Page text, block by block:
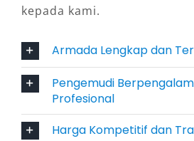
umum. Hal ini membuat
Pilihan Armada
Magelang
Salsa Wisata menyediakan
kepada kami.
Armada Lengkap dan
Pengemudi
Profesional
Harga Kompetitif dan